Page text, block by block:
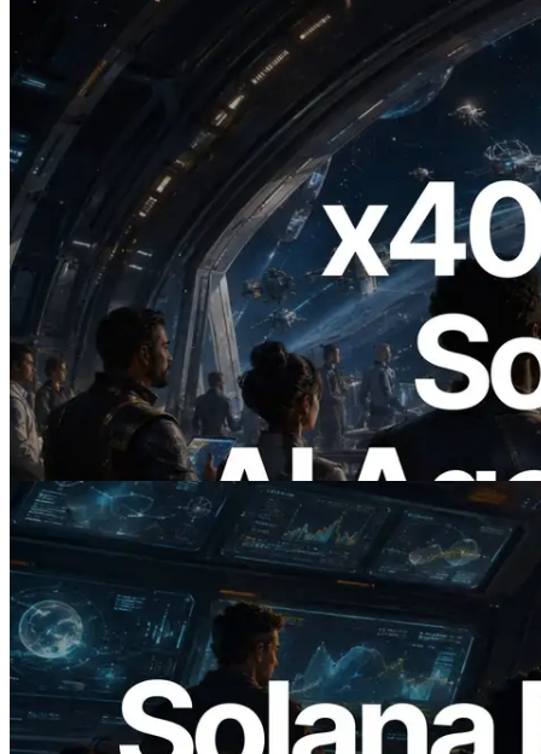
2026.07.04
ERPC lança Solana RPC com suporte a
x402 — A era em que agentes de IA
pagam sob demanda pelas APIs de que
precisam
Ler este artigo